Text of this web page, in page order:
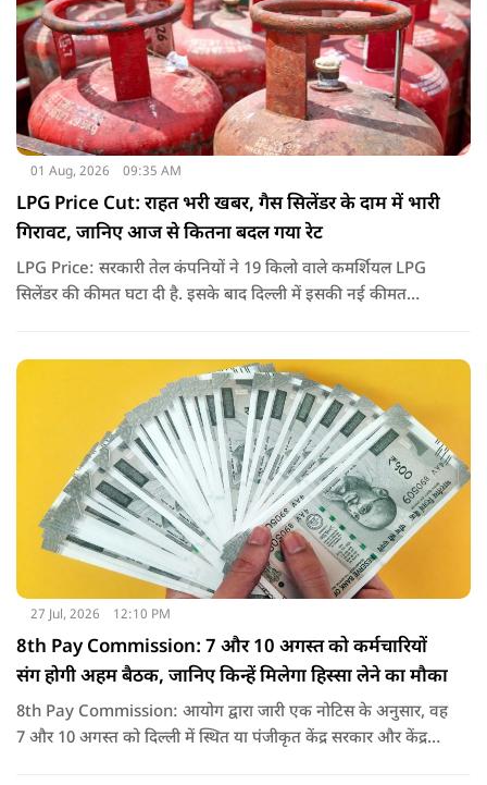
01 Aug, 2026 09:35 AM
LPG Price Cut: राहत भरी खबर, गैस सिलेंडर के दाम में भारी
गिरावट, जानिए आज से कितना बदल गया रेट
LPG Price: सरकारी तेल कंपनियों ने 19 किलो वाले कमर्शियल LPG
सिलेंडर की कीमत घटा दी है. इसके बाद दिल्ली में इसकी नई कीमत
27 Jul, 2026 12:10 PM
8th Pay Commission: 7 और 10 अगस्त को कर्मचारियों
संग होगी अहम बैठक, जानिए किन्हें मिलेगा हिस्सा लेने का मौका
8th Pay Commission: आयोग द्वारा जारी एक नोटिस के अनुसार, वह
7 और 10 अगस्त को दिल्ली में स्थित या पंजीकृत केंद्र सरकार और केंद्र